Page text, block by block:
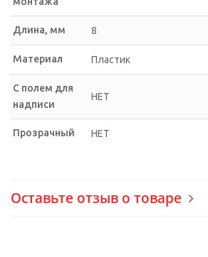
Длина, мм 8
Материал Пластик
С полем для
надписи
НЕТ
Прозрачный НЕТ
Оставьте отзыв о товаре